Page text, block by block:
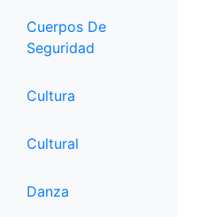
Cuerpos De
Seguridad
Cultura
Cultural
Danza